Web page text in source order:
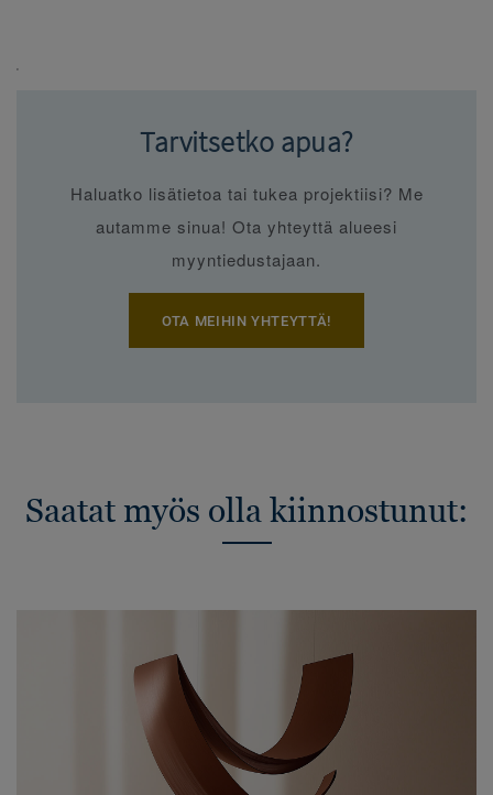
'
Tarvitsetko apua?
Haluatko lisätietoa tai tukea projektiisi? Me
autamme sinua! Ota yhteyttä alueesi
myyntiedustajaan.
OTA MEIHIN YHTEYTTÄ!
Saatat myös olla kiinnostunut: